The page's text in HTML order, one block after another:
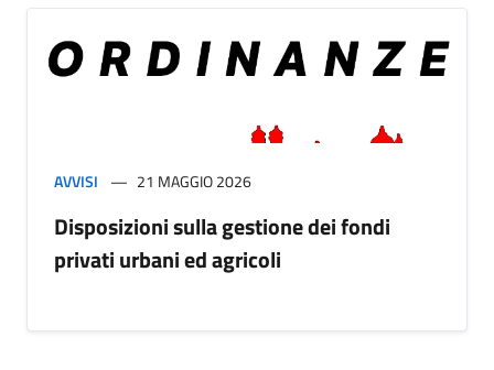
AVVISI 21 MAGGIO 2026
Disposizioni sulla gestione dei fondi
privati urbani ed agricoli